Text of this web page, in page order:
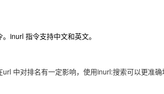
inurl 指令支持中文和英文。
中对排名有一定影响，使用inurl:搜索可以更准确